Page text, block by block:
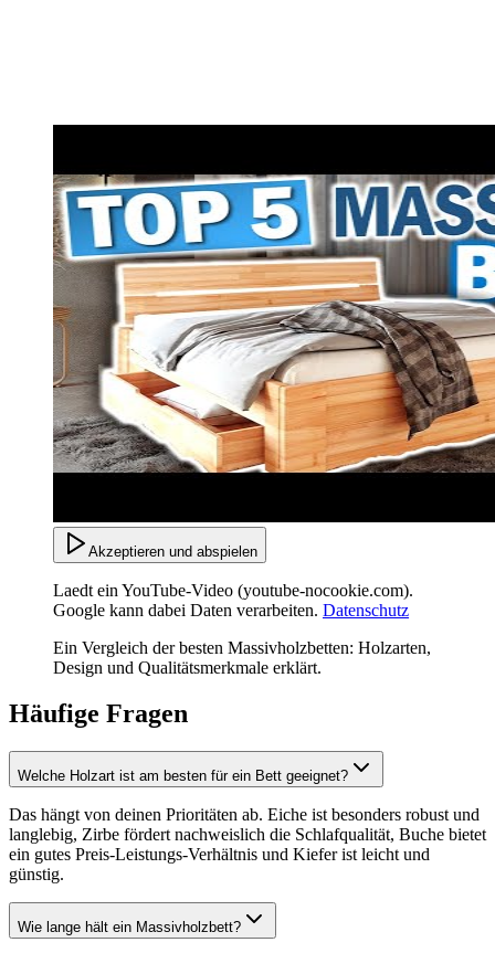
Akzeptieren und abspielen
Laedt ein YouTube-Video (youtube-nocookie.com).
Google kann dabei Daten verarbeiten. Datenschutz
Ein Vergleich der besten Massivholzbetten: Holzarten,
Design und Qualitätsmerkmale erklärt.
Häufige Fragen
Welche Holzart ist am besten für ein Bett geeignet?
Das hängt von deinen Prioritäten ab. Eiche ist besonders robust und
langlebig, Zirbe fördert nachweislich die Schlafqualität, Buche bietet
ein gutes Preis-Leistungs-Verhältnis und Kiefer ist leicht und
günstig.
Wie lange hält ein Massivholzbett?